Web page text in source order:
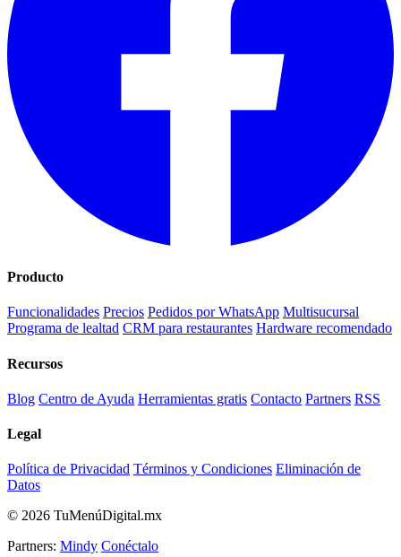
Producto
Funcionalidades Precios Pedidos por WhatsApp Multisucursal
Programa de lealtad CRM para restaurantes Hardware recomendado
Recursos
Blog Centro de Ayuda Herramientas gratis Contacto Partners RSS
Legal
Política de Privacidad Términos y Condiciones Eliminación de
Datos
© 2026 TuMenúDigital.mx
Partners: Mindy Conéctalo